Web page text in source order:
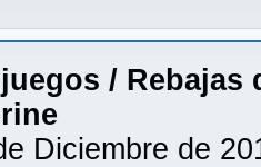
/ Rebajas
Diciembre de